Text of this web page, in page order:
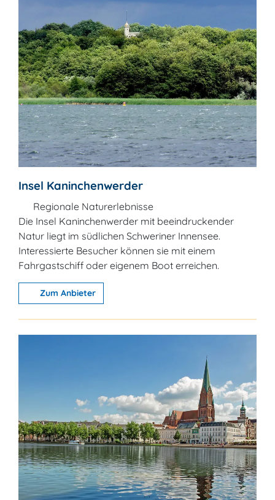
Insel Kaninchenwerder
Regionale Naturerlebnisse
Die Insel Kaninchenwerder mit beeindruckender
Natur liegt im südlichen Schweriner Innensee.
Interessierte Besucher können sie mit einem
Fahrgastschiff oder eigenem Boot erreichen.
Zum Anbieter